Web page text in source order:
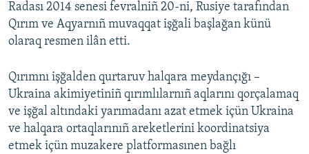
Radası 2014 senesi fevralniñ 20-ni, Rusiye tarafından
Qırım ve Aqyarnıñ muvaqqat işğali başlağan künü
olaraq resmen ilân etti.
Qırımnı işğalden qurtaruv halqara meydançığı –
Ukraina akimiyetiniñ qırımlılarnıñ aqlarını qorçalamaq
ve işğal altındaki yarımadanı azat etmek içün Ukraina
ve halqara ortaqlarınıñ areketlerini koordinatsiya
etmek içün muzakere platformasınen bağlı